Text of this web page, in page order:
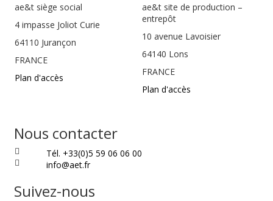
ae&t siège social
4 impasse Joliot Curie
64110 Jurançon
FRANCE
Plan d'accès
ae&t site de production –
entrepôt
10 avenue Lavoisier
64140 Lons
FRANCE
Plan d'accès
Nous contacter
Tél. +33(0)5 59 06 06 00
info@aet.fr
Suivez-nous